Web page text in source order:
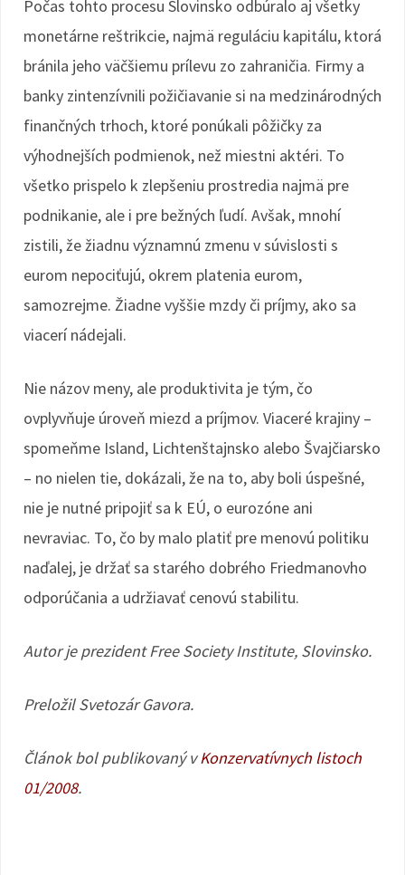
Počas tohto procesu Slovinsko odbúralo aj všetky
monetárne reštrikcie, najmä reguláciu kapitálu, ktorá
bránila jeho väčšiemu prílevu zo zahraničia. Firmy a
banky zintenzívnili požičiavanie si na medzinárodných
finančných trhoch, ktoré ponúkali pôžičky za
výhodnejších podmienok, než miestni aktéri. To
všetko prispelo k zlepšeniu prostredia najmä pre
podnikanie, ale i pre bežných ľudí. Avšak, mnohí
zistili, že žiadnu významnú zmenu v súvislosti s
eurom nepociťujú, okrem platenia eurom,
samozrejme. Žiadne vyššie mzdy či príjmy, ako sa
viacerí nádejali.
Nie názov meny, ale produktivita je tým, čo
ovplyvňuje úroveň miezd a príjmov. Viaceré krajiny –
spomeňme Island, Lichtenštajnsko alebo Švajčiarsko
– no nielen tie, dokázali, že na to, aby boli úspešné,
nie je nutné pripojiť sa k EÚ, o eurozóne ani
nevraviac. To, čo by malo platiť pre menovú politiku
naďalej, je držať sa starého dobrého Friedmanovho
odporúčania a udržiavať cenovú stabilitu.
Autor je prezident Free Society Institute, Slovinsko.
Preložil Svetozár Gavora.
Článok bol publikovaný vKonzervatívnych listoch
01/2008.